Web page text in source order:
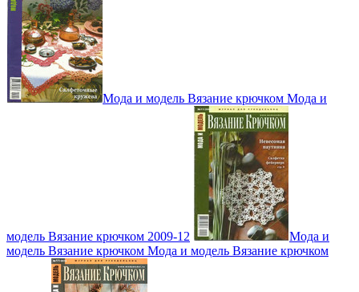
Мода и модель Вязание крючком Мода и
модель Вязание крючком 2009-12
Мода и
модель Вязание крючком Мода и модель Вязание крючком